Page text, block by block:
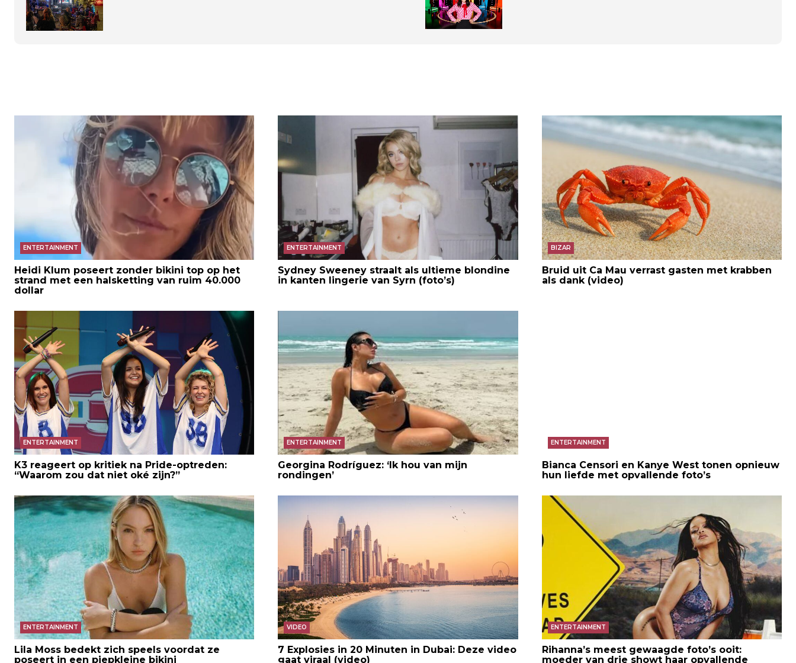
ENTERTAINMENT
Heidi Klum poseert zonder bikini top op het
strand met een halsketting van ruim 40.000
dollar
ENTERTAINMENT
Sydney Sweeney straalt als ultieme blondine
in kanten lingerie van Syrn (foto’s)
BIZAR
Bruid uit Ca Mau verrast gasten met krabben
als dank (video)
ENTERTAINMENT
K3 reageert op kritiek na Pride-optreden:
“Waarom zou dat niet oké zijn?”
ENTERTAINMENT
Georgina Rodríguez: ‘Ik hou van mijn
rondingen’
ENTERTAINMENT
Bianca Censori en Kanye West tonen opnieuw
hun liefde met opvallende foto’s
ENTERTAINMENT
Lila Moss bedekt zich speels voordat ze
poseert in een piepkleine bikini
VIDEO
7 Explosies in 20 Minuten in Dubai: Deze video
gaat viraal (video)
ENTERTAINMENT
Rihanna’s meest gewaagde foto’s ooit:
moeder van drie showt haar opvallende